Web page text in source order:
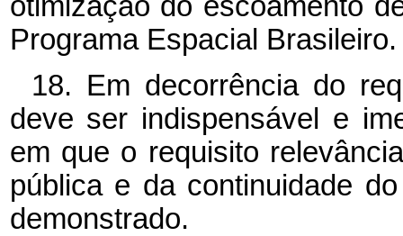
otimização do escoamento
Programa Espacial Brasileiro.
18. Em decorrência do
deve ser indispensável e
em que o requisito
pública e da continuidade
demonstrado.